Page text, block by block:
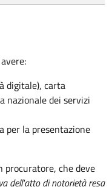
digitale), carta
nazionale dei servizi
per la presentazione
procuratore, che deve
dell'atto di notorietà resa